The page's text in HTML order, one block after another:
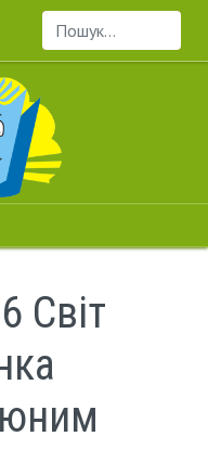
Пошук...
Світ